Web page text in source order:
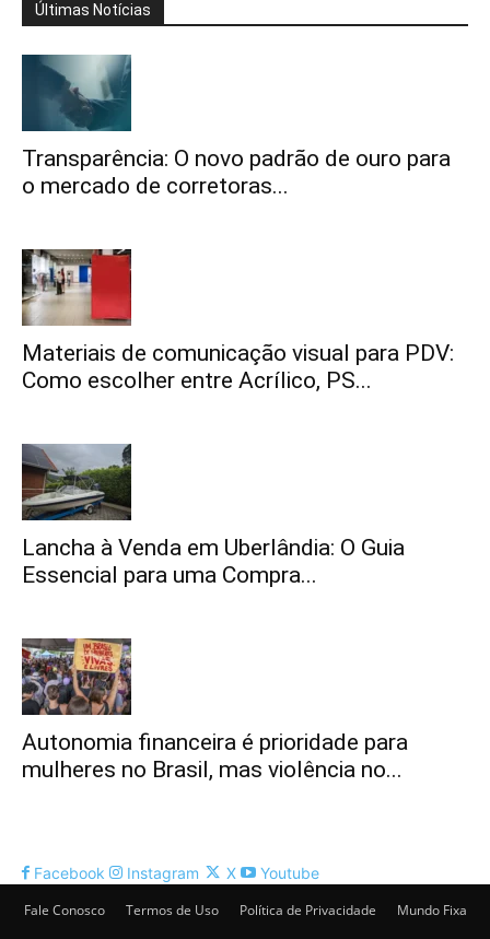
Últimas Notícias
Transparência: O novo padrão de ouro para
o mercado de corretoras...
Materiais de comunicação visual para PDV:
Como escolher entre Acrílico, PS...
Lancha à Venda em Uberlândia: O Guia
Essencial para uma Compra...
Autonomia financeira é prioridade para
mulheres no Brasil, mas violência no...
Facebook Instagram X
Youtube
Fale Conosco
Termos de Uso Política de Privacidade Mundo Fixa